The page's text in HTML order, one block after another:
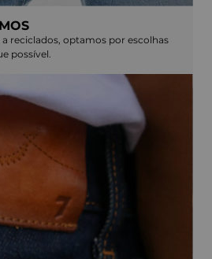
reciclados, optamos por escolhas
possível.